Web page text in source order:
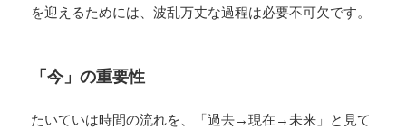
を迎えるためには、波乱万丈な過程は必要不可欠です。
「今」の重要性
たいていは時間の流れを、「過去→現在→未来」と見て